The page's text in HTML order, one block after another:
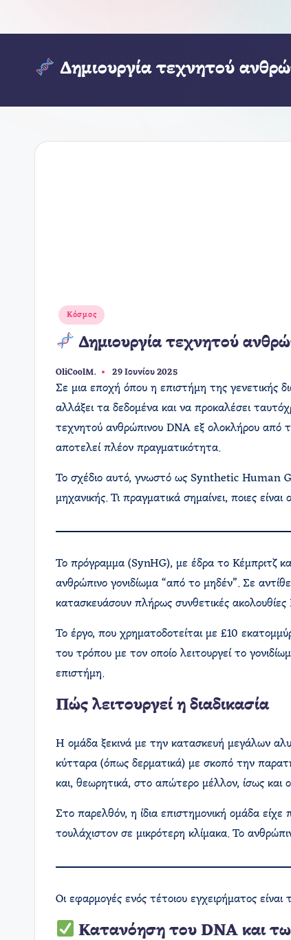
Δημιουργία τεχνητού
Αναρτήθηκε
Κόσμος
Δημιουργία τεχνητού
Συγγραφέας:
OliCoolM. 29 Ιουνίου 2025
Σε μια εποχή όπου η επιστήμη της γενετικής
αλλάξει τα δεδομένα και να προκαλέσει
τεχνητού ανθρώπινου DNA εξ ολοκλήρου από
αποτελεί πλέον πραγματικότητα.
Το σχέδιο αυτό, γνωστό ως Synthetic Human
μηχανικής. Τι πραγματικά σημαίνει, ποιες
Το πρόγραμμα (SynHG), με έδρα το Κέμπριτζ
ανθρώπινο γονιδίωμα “από το μηδέν”. Σε
κατασκευάσουν πλήρως συνθετικές
Το έργο, που χρηματοδοτείται με £10
του τρόπου με τον οποίο λειτουργεί το
επιστήμη.
Πώς λειτουργεί η διαδικασία
Η ομάδα ξεκινά με την κατασκευή μεγάλων
κύτταρα (όπως δερματικά) με σκοπό την
και, θεωρητικά, στο απώτερο μέλλον, ίσως και
Στο παρελθόν, η ίδια επιστημονική ομάδα
τουλάχιστον σε μικρότερη κλίμακα. Το
Οι εφαρμογές ενός τέτοιου εγχειρήματος είναι
Κατανόηση του DNA και